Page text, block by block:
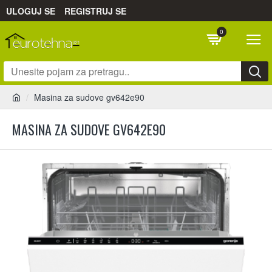
ULOGUJ SE REGISTRUJ SE
0
Masina za sudove gv642e90
MASINA ZA SUDOVE GV642E90